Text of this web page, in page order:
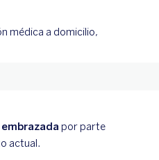
médica a domicilio,
por parte
actual.